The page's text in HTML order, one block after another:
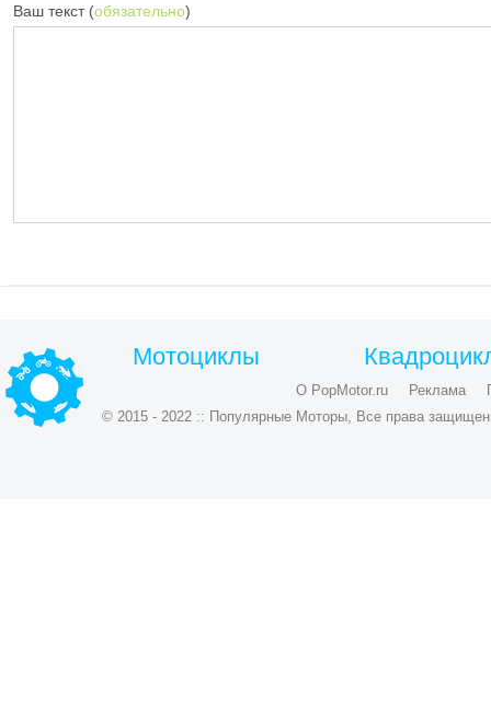
Ваш текст (обязательно)
Мотоциклы
О PopMotor.ru Реклама
© 2015 - 2022 :: Популярные Моторы, Все права